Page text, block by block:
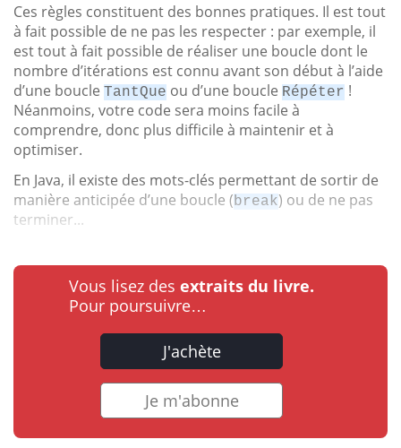
Ces règles constituent des bonnes pratiques. Il est tout
à fait possible de ne pas les respecter : par exemple, il
est tout à fait possible de réaliser une boucle dont le
nombre d’itérations est connu avant son début à l’aide
d’une boucle TantQue ou d’une boucle Répéter !
Néanmoins, votre code sera moins facile à
comprendre, donc plus difficile à maintenir et à
optimiser.
En Java, il existe des mots-clés permettant de sortir de
manière anticipée d’une boucle (break) ou de ne pas
terminer...
Vous lisez des extraits du livre.
Pour poursuivre…
J'achète
Je m'abonne